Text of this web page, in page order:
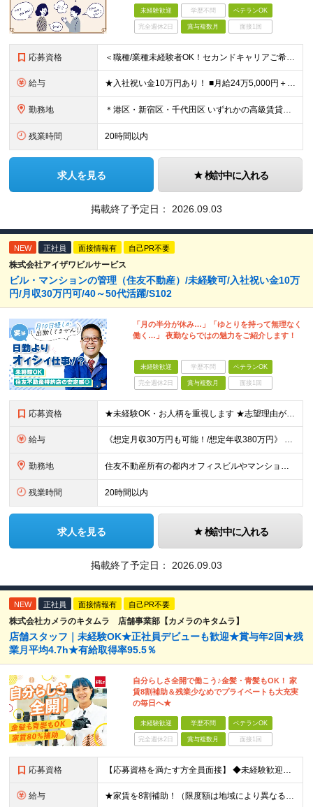
未経験歓迎 学歴不問 ベテランOK
完全週休2日 賞与複数月 面接1回
応募資格 ＜職種/業種未経験者OK！セカンドキャリアご希望の方も大歓迎！＞ ■高卒以上 ■英語が好きな方・抵抗がない方 ■60歳未満の方(定年年齢による理由) ＜面接は相互理解を大切にしています＞ 緊張して上
給与 ★入社祝い金10万円あり！ ■月給24万5,000円＋賞与年2回(2カ月/2025年実績)＋時間外手当＋資格手当＋交通費 ※一律英会話手当（2万円）を含みます ※給与は経験・能力等を考慮して決定し
勤務地 ＊港区・新宿区・千代田区 いずれかの高級賃貸マンションにて勤務 ◇港区南麻布エリア ◇新宿区エリア ◇千代田区エリア ★竣工するマンション（南青山）でのオープニング募集もあります！ 【本社】 東
残業時間 20時間以内
求人を見る 検討中に入れる
掲載終了予定日： 2026.09.03
NEW 正社員 面接情報有 自己PR不要
株式会社アイザワビルサービス
ビル・マンションの管理（住友不動産）/未経験可/入社祝い金10万
円/月収30万円可/40～50代活躍/S102
「月の半分が休み…」「ゆとりを持って無理なく
働く…」 夜勤ならではの魅力をご紹介します！
未経験歓迎 学歴不問 ベテランOK
完全週休2日 賞与複数月 面接1回
応募資格 ★未経験OK・お人柄を重視します ★志望理由が明確でない方もお気軽にご応募ください！ ■高卒以上 ■60歳未満の方(定年年齢による理由) ＜長く安心して働きやすい＞ 当社では現在20代～60代の管理
給与 《想定月収30万円も可能！/想定年収380万円》 ■月給24万5000円以上＋賞与年2回(2カ月/2025年実績)＋時間外手当＋資格手当＋役職手当＋交通費 ………… ≪昇給、賞与、および各種諸手当につ
勤務地 住友不動産所有の都内オフィスビルやマンションでの勤務となります。 ★希望を考慮し、転居を伴う転勤はありません。 ★新宿・日本橋・半蔵門・飯田橋・秋葉原・中野・大崎をはじめとした23区のビルが対象です。
残業時間 20時間以内
求人を見る 検討中に入れる
掲載終了予定日： 2026.09.03
NEW 正社員 面接情報有 自己PR不要
株式会社カメラのキタムラ 店舗事業部【カメラのキタムラ】
店舗スタッフ｜未経験OK★正社員デビューも歓迎★賞与年2回★残
業月平均4.7h★有給取得率95.5％
自分らしさ全開で働こう♪金髪・青髪もOK！ 家
賃8割補助＆残業少なめでプライベートも大充実
の毎日へ★
未経験歓迎 学歴不問 ベテランOK
完全週休2日 賞与複数月 面接1回
応募資格 【応募資格を満たす方全員面接】 ◆未経験歓迎！活躍のフィールドは全国！ ◆学歴不問 ◆第二新卒も活躍中 ◆35歳以下の方（若年層の長期キャリア形成を図るため）
給与 ★家賃を8割補助！（限度額は地域により異なる） ※転勤による引っ越しが発生する場合 ＝＝＝＝＝＝＝＝＝＝＝＝＝＝＝＝＝＝＝＝＝＝＝ 例えば、家賃7.5万円なら6万円は会社で負担。 あなたが支払うのは、